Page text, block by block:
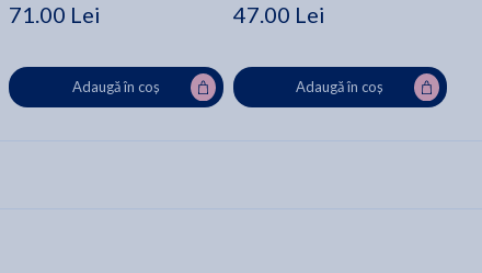
71.00 Lei
Adaugă în coș
47.00 Lei
Adaugă în coș